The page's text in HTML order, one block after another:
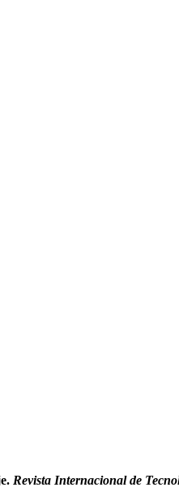
Revista Internacional de